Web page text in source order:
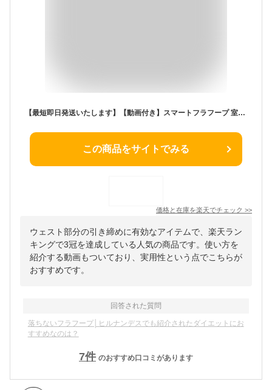
【最短即日発送いたします】【動画付き】スマートフラフープ 室内 落ちない 産後トレーニング 痩せる 自動計数ダイエット器具 効果 脂肪燃焼 フィットネス エクササイズ 大人用 お腹周り 組み立て式 組立式 お腹周り サイズ自由調整 自宅 家庭用 お尻引き締め 女性用 静音
この商品をサイトでみる
価格と在庫を楽天でチェック >>
ウェスト部分の引き締めに有効なアイテムで、楽天ラン
キングで3冠を達成している人気の商品です。使い方を
紹介する動画もついており、実用性という点でこちらが
おすすめです。
回答された質問
落ちないフラフープ│ヒルナンデスでも紹介されたダイエットにお
すすめなのは？
7件 のおすすめ口コミがあります